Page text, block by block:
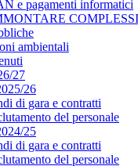
e pagamenti informatici
ambientali
27
26
di gara e contratti
del personale
25
di gara e contratti
del personale